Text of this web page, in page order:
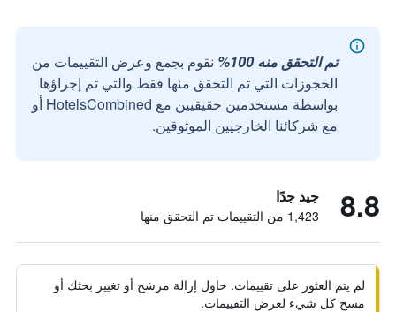
تم التحقق منه 100%
نقوم بجمع وعرض التقييمات من
الحجوزات التي تم التحقق منها فقط والتي تم إجراؤها
بواسطة مستخدمين حقيقيين مع HotelsCombined أو
مع شركائنا الخارجيين الموثوقين.
8.8 جيد جدًا
1,423 من التقييمات تم التحقق منها
لم يتم العثور على تقييمات. حاول إزالة مرشح أو تغيير بحثك أو
مسح كل شيء لعرض التقييمات.